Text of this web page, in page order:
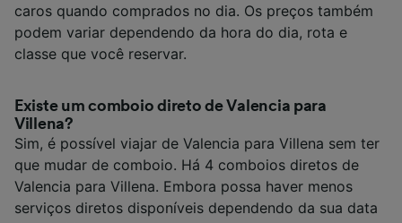
caros quando comprados no dia. Os preços também
podem variar dependendo da hora do dia, rota e
classe que você reservar.
Existe um comboio direto de Valencia para
Villena?
Sim, é possível viajar de Valencia para Villena sem ter
que mudar de comboio. Há 4 comboios diretos de
Valencia para Villena. Embora possa haver menos
serviços diretos disponíveis dependendo da sua data